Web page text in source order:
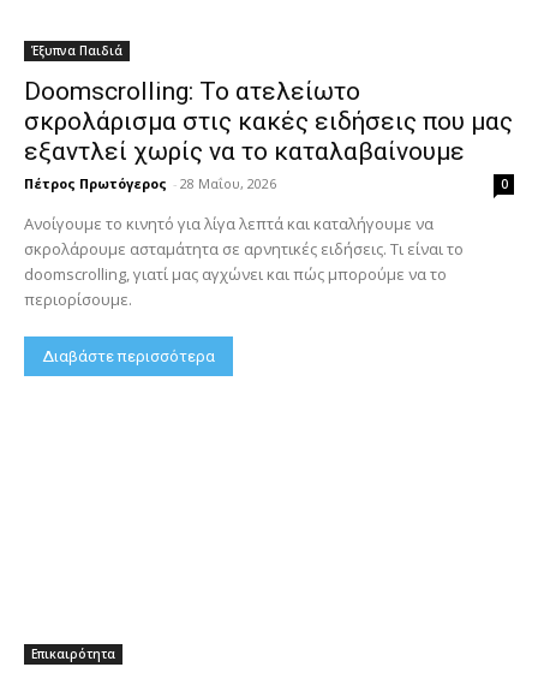
Έξυπνα Παιδιά
Doomscrolling: Το ατελείωτο
σκρολάρισμα στις κακές ειδήσεις που μας
εξαντλεί χωρίς να το καταλαβαίνουμε
Πέτρος Πρωτόγερος - 28 Μαΐου, 2026 0
Ανοίγουμε το κινητό για λίγα λεπτά και καταλήγουμε να
σκρολάρουμε ασταμάτητα σε αρνητικές ειδήσεις. Τι είναι το
doomscrolling, γιατί μας αγχώνει και πώς μπορούμε να το
περιορίσουμε.
Διαβάστε περισσότερα
Επικαιρότητα